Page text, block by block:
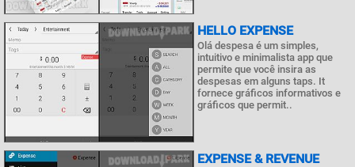
HELLO EXPENSE
Olá despesa é um simples,
intuitivo e minimalista app que
permite que você insira as
despesas em alguns taps. It
fornece gráficos informativos e
gráficos que permit..
EXPENSE & REVENUE